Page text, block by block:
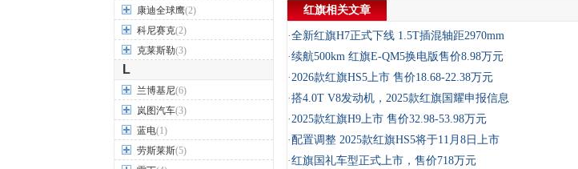
康迪全球鹰(2)
科尼赛克(2)
克莱斯勒(3)
L
兰博基尼(6)
岚图汽车(3)
蓝电(1)
劳斯莱斯(5)
红旗相关文章
·全新红旗H7正式下线 1.5T插混轴距2970mm
·续航500km 红旗E-QM5换电版售价8.98万元
·2026款红旗HS5上市 售价18.68-22.38万元
·搭4.0T V8发动机，2025款红旗国耀申报信息
·2025款红旗H9上市 售价32.98-53.98万元
· 配置调整 2025款红旗HS5将于11月8日上市
·红旗国礼车型正式上市，售价718万元